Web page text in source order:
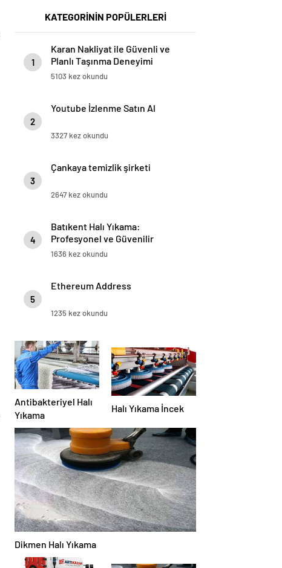
KATEGORİNİN POPÜLERLERİ
1
Karan Nakliyat ile Güvenli ve
Planlı Taşınma Deneyimi
5103 kez okundu
2
Youtube İzlenme Satın Al
3327 kez okundu
3
Çankaya temizlik şirketi
2647 kez okundu
4
Batıkent Halı Yıkama:
Profesyonel ve Güvenilir
Hizmetle Temizlikte Fark
1636 kez okundu
5
Ethereum Address
1235 kez okundu
Antibakteriyel Halı
Yıkama
Halı Yıkama İncek
Dikmen Halı Yıkama